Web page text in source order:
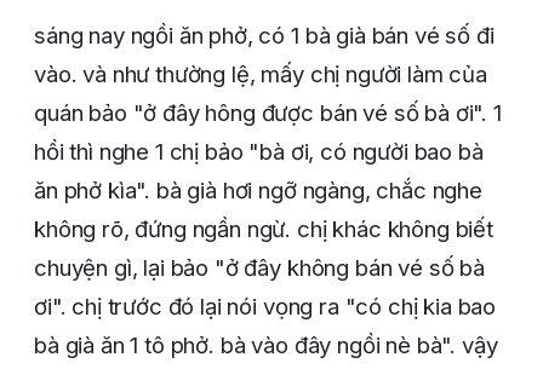
sáng nay ngồi ăn phở, có 1 bà già bán vé số đi
vào. và như thường lệ, mấy chị người làm của
quán bảo "ở đây hông được bán vé số bà ơi". 1
hồi thì nghe 1 chị bảo "bà ơi, có người bao bà
ăn phở kìa". bà già hơi ngỡ ngàng, chắc nghe
không rõ, đứng ngần ngừ. chị khác không biết
chuyện gì, lại bảo "ở đây không bán vé số bà
ơi". chị trước đó lại nói vọng ra "có chị kia bao
bà già ăn 1 tô phở. bà vào đây ngồi nè bà". vậy